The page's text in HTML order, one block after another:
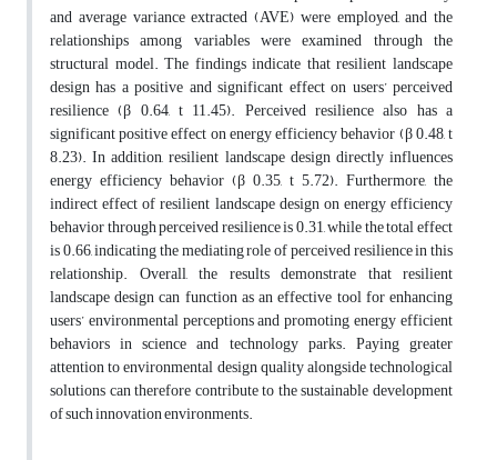
and average variance extracted (AVE) were employed, and the
relationships among variables were examined through the
structural model. The findings indicate that resilient landscape
design has a positive and significant effect on users’ perceived
resilience (β 0.64, t 11.45). Perceived resilience also has a
significant positive effect on energy efficiency behavior (β 0.48, t
8.23). In addition, resilient landscape design directly influences
energy efficiency behavior (β 0.35, t 5.72). Furthermore, the
indirect effect of resilient landscape design on energy efficiency
behavior through perceived resilience is 0.31, while the total effect
is 0.66, indicating the mediating role of perceived resilience in this
relationship. Overall, the results demonstrate that resilient
landscape design can function as an effective tool for enhancing
users’ environmental perceptions and promoting energy efficient
behaviors in science and technology parks. Paying greater
attention to environmental design quality alongside technological
solutions can therefore contribute to the sustainable development
of such innovation environments.